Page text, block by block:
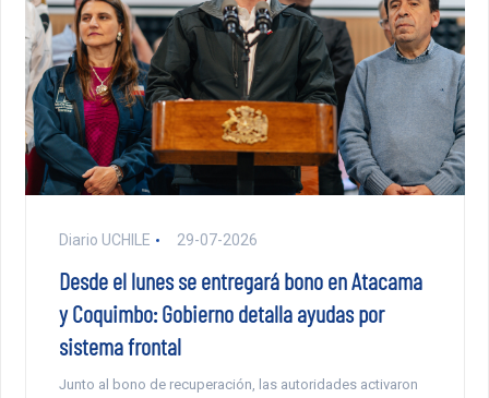
Diario UCHILE 29-07-2026
Desde el lunes se entregará bono en Atacama
y Coquimbo: Gobierno detalla ayudas por
sistema frontal
Junto al bono de recuperación, las autoridades activaron